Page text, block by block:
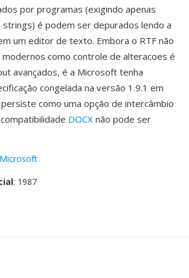
por programas (exigindo apenas
strings) é podem ser depurados lendo a
um editor de texto. Embora o RTF não
como controle de alteracoes é
avançados, é a Microsoft tenha
congelada na versão 1.9.1 em
como uma opção de intercâmbio
DOCX não pode ser
Microsoft
: 1987